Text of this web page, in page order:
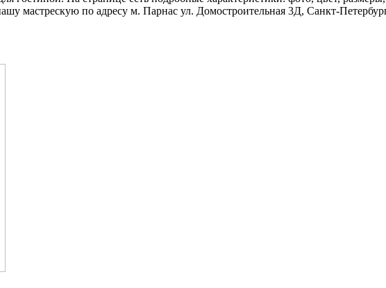
мастрескую по адресу м. Парнас ул. Домостроительная 3Д, Санкт-